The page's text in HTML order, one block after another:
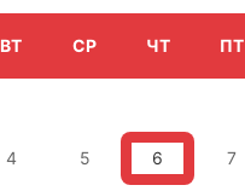
ВТ СР ЧТ ПТ
4 5 6 7